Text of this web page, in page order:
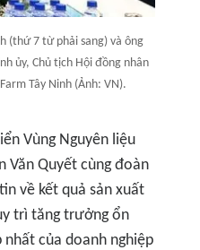
(thứ 7 từ phải sang) và ông
ủy, Chủ tịch Hội đồng nhân
Tây Ninh (Ảnh: VN).
Vùng Nguyên liệu
Văn Quyết cùng đoàn
về kết quả sản xuất
trì tăng trưởng ổn
của doanh nghiệp